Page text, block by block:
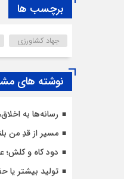
برچسب ها
جهاد کشاورزی
نوشته های
رسانه‌ها به
مسیر از قدِ من
دود کاه و کلش؛
تولید بیشتر یا